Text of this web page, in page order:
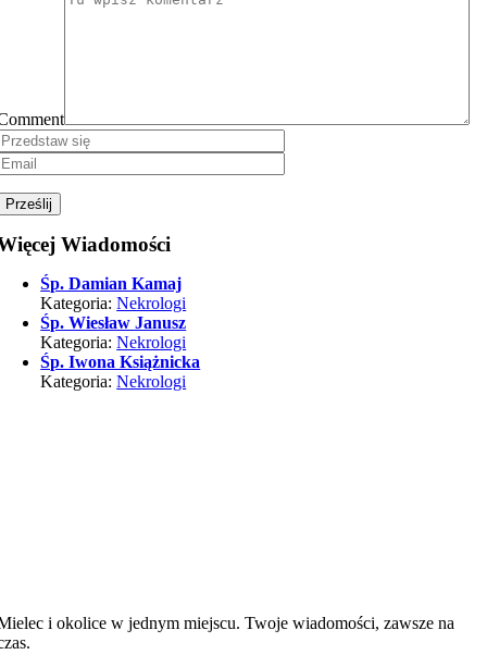
Wiadomości
Śp. Damian Kamaj
Kategoria:Nekrologi
Śp. Wiesław Janusz
Kategoria:Nekrologi
Śp. Iwona Książnicka
Kategoria:Nekrologi
i okolice w jednym miejscu. Twoje wiadomości, zawsze na